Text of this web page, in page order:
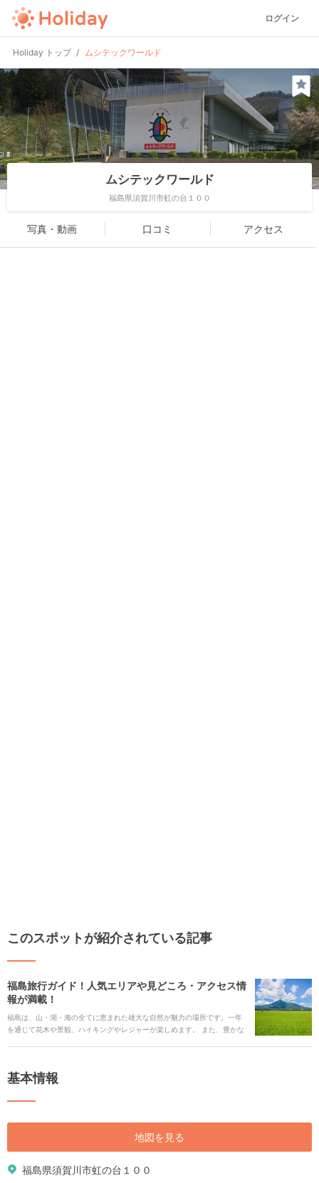
ログイン
Holiday トップ ムシテックワールド
ムシテックワールド
福島県須賀川市虹の台１００
写真・動画 口コミ アクセス
このスポットが紹介されている記事
福島旅行ガイド！人気エリアや見どころ・アクセス情
報が満載！
福島は、山・湖・海の全てに恵まれた雄大な自然が魅力の場所です。一年
を通じて花木や景観、ハイキングやレジャーが楽しめます。 また、豊かな
力あふれる福島を、観光スポット、アクセス、おすすめのホテルにいたる
基本情報
地図を見る
福島県須賀川市虹の台１００